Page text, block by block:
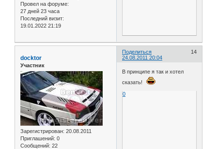
Провел на форуме:
27 дней 23 часа
Последний визит:
19.01.2022 21:19
Поделиться
14
24.08.2011 20:04
docktor
Участник
Зарегистрирован: 20.08.2011
Приглашений: 0
Сообщений: 22
В принципе я так и хотел
сказать!
0